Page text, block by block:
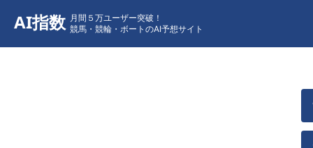
AI指数 月間５万ユーザー突破！
競馬・競輪・ボートのAI予想サイト